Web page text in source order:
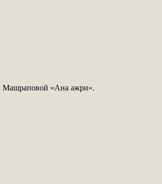
Машраповой «Ана әжри».